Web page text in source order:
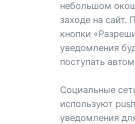
небольшом
заходе на сайт.
кнопки
уведомления
поступать
Социальные
используют push
уведомления